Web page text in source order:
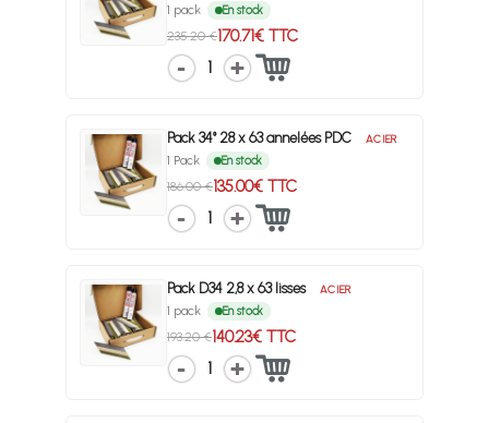
1 pack En stock
235.20 €170.71€ TTC
1
Pack 34° 28 x 63 annelées PDC ACIER
1 Pack En stock
186.00 €135.00€ TTC
1
Pack D34 2,8 x 63 lisses ACIER
1 pack En stock
193.20 €140.23€ TTC
1